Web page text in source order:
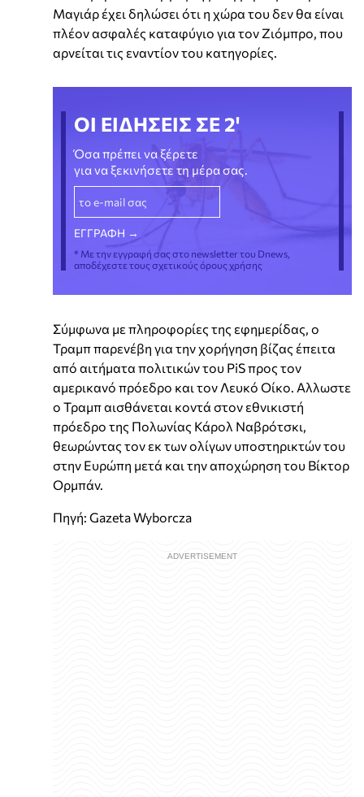
Μαγιάρ έχει δηλώσει ότι η χώρα του δεν θα είναι
πλέον ασφαλές καταφύγιο για τον Ζιόμπρο, που
αρνείται τις εναντίον του κατηγορίες.
ΟΙ ΕΙΔΗΣΕΙΣ ΣΕ 2'
Όσα πρέπει να ξέρετε
για να ξεκινήσετε τη μέρα σας.
* Με την εγγραφή σας στο newsletter του Dnews,
αποδέχεστε τους σχετικούς όρους χρήσης
Σύμφωνα με πληροφορίες της εφημερίδας, ο
Τραμπ παρενέβη για την χορήγηση βίζας έπειτα
από αιτήματα πολιτικών του PiS προς τον
αμερικανό πρόεδρο και τον Λευκό Οίκο. Αλλωστε
ο Τραμπ αισθάνεται κοντά στον εθνικιστή
πρόεδρο της Πολωνίας Κάρολ Ναβρότσκι,
θεωρώντας τον εκ των ολίγων υποστηρικτών του
στην Ευρώπη μετά και την αποχώρηση του Βίκτορ
Ορμπάν.
Πηγή: Gazeta Wyborcza